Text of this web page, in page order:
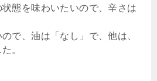
態を味わいたいので、辛さは
で、油は「なし」で、他は、
。